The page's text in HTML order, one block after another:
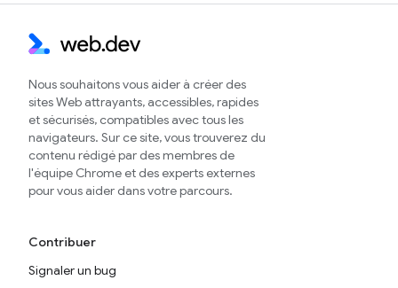
Nous souhaitons vous aider à créer des
sites Web attrayants, accessibles, rapides
et sécurisés, compatibles avec tous les
navigateurs. Sur ce site, vous trouverez du
contenu rédigé par des membres de
l'équipe Chrome et des experts externes
pour vous aider dans votre parcours.
Contribuer
Signaler un bug